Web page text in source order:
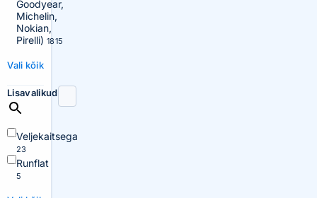
Goodyear,
Michelin,
Nokian,
Pirelli) 1815
Vali kõik
Lisavalikud
Veljekaitsega
23
Runflat
5